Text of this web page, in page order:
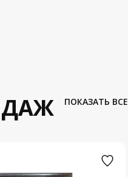
ПОКАЗАТЬ ВСЕ